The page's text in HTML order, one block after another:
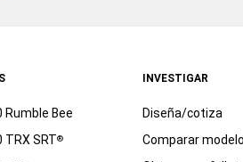
Rumble Bee
TRX SRT®
INVESTIGAR
Diseña/cotiza
Comparar